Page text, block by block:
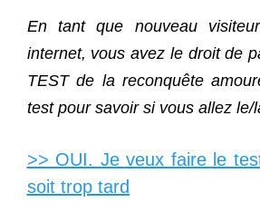
En tant que nouveau
internet, vous avez le droit de
TEST de la reconquête
test pour savoir si vous allez le/
>> OUI. Je veux faire le
soit trop tard